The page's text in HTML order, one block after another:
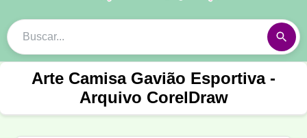
Arte Camisa Gavião Esportiva -
Arquivo CorelDraw